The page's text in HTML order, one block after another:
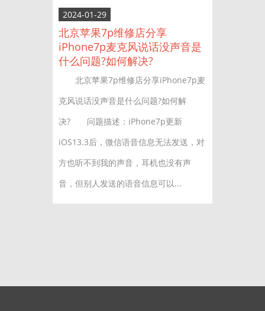
2024-01-29
北京苹果7p维修店分享
iPhone7p麦克风说话没声音是
什么问题?如何解决?
北京苹果7p维修店分享iPhone7p麦
克风说话没声音是什么问题?如何解
决? 问题描述：iPhone7p更新
iOS13.3后，微信语音信息无法发送，对
方也听不到我的声音，耳机也没有声
音，但别人发送的语音信息可以...